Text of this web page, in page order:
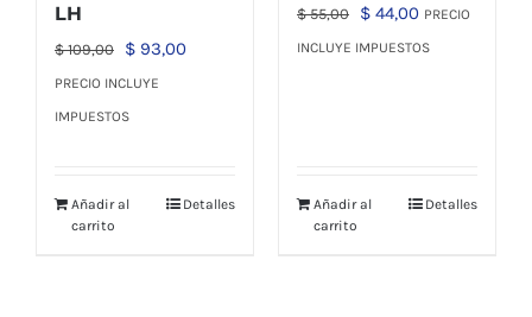
LH
$109,00
El
precio
original
$ 93,00El
PRECIO INCLUYE
IMPUESTOS
Añadir al
carrito
Detalles
$55,00
El
precio
$ 44,00El
precio
PRECIO
INCLUYE IMPUESTOS
Añadir al
carrito
Detalles